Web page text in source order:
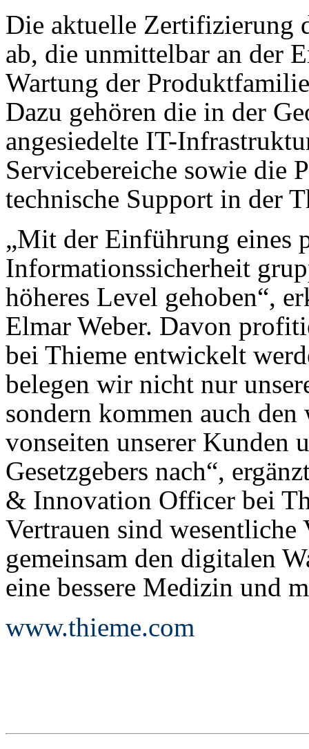
Die aktuelle Zertifizierung
ab, die unmittelbar an der
Wartung der
Dazu gehören die in der
angesiedelte IT-
Servicebereiche sowie die
technische Support in der
„Mit der Einführung eines
Informationssicherheit
höheres Level gehoben“,
Elmar Weber. Davon
bei Thieme entwickelt
belegen wir nicht nur
sondern kommen auch
vonseiten unserer Kunden
Gesetzgebers nach“,
& Innovation Officer bei
Vertrauen sind
gemeinsam den digitalen
eine bessere Medizin und
www.thieme.com